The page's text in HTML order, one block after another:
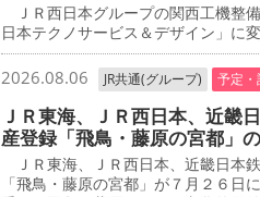
ＪＲ西日本グループの関西工機整
日本テクノサービス＆デザイン」に
2026.08.06 JR共通(グループ) 予定
ＪＲ東海、ＪＲ西日本、近
産登録「飛鳥・藤原の宮都」
ＪＲ東海、ＪＲ西日本、近畿日本
「飛鳥・藤原の宮都」が７月２６日